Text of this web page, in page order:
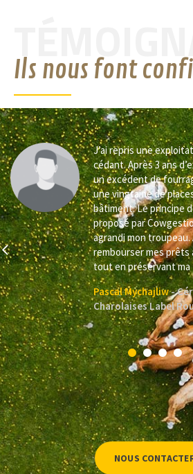
Ils nous font
J’ai repris une
cédant. Après 3 ans
un excédent de
une vingtaine de
bâtiment. Le principe
proposé par
agrandi mon
rembourser mes prêts
tout en préservant
Pascal Mychajliw
Charolaises Label
NOUS